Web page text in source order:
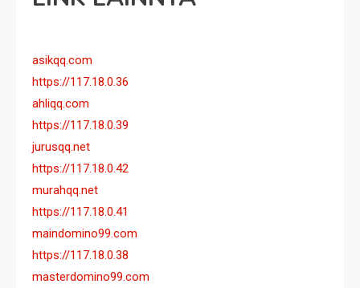
asikqq.com
https://117.18.0.36
ahliqq.com
https://117.18.0.39
jurusqq.net
https://117.18.0.42
murahqq.net
https://117.18.0.41
maindomino99.com
https://117.18.0.38
masterdomino99.com